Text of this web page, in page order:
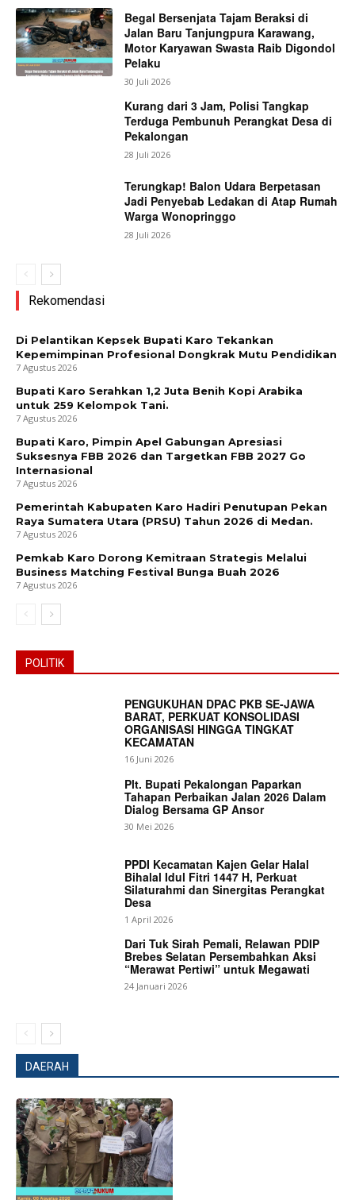
Begal Bersenjata Tajam Beraksi di
Jalan Baru Tanjungpura Karawang,
Motor Karyawan Swasta Raib Digondol
Pelaku
30 Juli 2026
Kurang dari 3 Jam, Polisi Tangkap
Terduga Pembunuh Perangkat Desa di
Pekalongan
28 Juli 2026
Terungkap! Balon Udara Berpetasan
Jadi Penyebab Ledakan di Atap Rumah
Warga Wonopringgo
28 Juli 2026
Rekomendasi
Di Pelantikan Kepsek Bupati Karo Tekankan
Kepemimpinan Profesional Dongkrak Mutu Pendidikan
7 Agustus 2026
Bupati Karo Serahkan 1,2 Juta Benih Kopi Arabika
untuk 259 Kelompok Tani.
7 Agustus 2026
Bupati Karo, Pimpin Apel Gabungan Apresiasi
Suksesnya FBB 2026 dan Targetkan FBB 2027 Go
Internasional
7 Agustus 2026
Pemerintah Kabupaten Karo Hadiri Penutupan Pekan
Raya Sumatera Utara (PRSU) Tahun 2026 di Medan.
7 Agustus 2026
Pemkab Karo Dorong Kemitraan Strategis Melalui
Business Matching Festival Bunga Buah 2026
7 Agustus 2026
POLITIK
PENGUKUHAN DPAC PKB SE-JAWA
BARAT, PERKUAT KONSOLIDASI
ORGANISASI HINGGA TINGKAT
KECAMATAN
16 Juni 2026
Plt. Bupati Pekalongan Paparkan
Tahapan Perbaikan Jalan 2026 Dalam
Dialog Bersama GP Ansor
30 Mei 2026
PPDI Kecamatan Kajen Gelar Halal
Bihalal Idul Fitri 1447 H, Perkuat
Silaturahmi dan Sinergitas Perangkat
Desa
1 April 2026
Dari Tuk Sirah Pemali, Relawan PDIP
Brebes Selatan Persembahkan Aksi
“Merawat Pertiwi” untuk Megawati
24 Januari 2026
DAERAH